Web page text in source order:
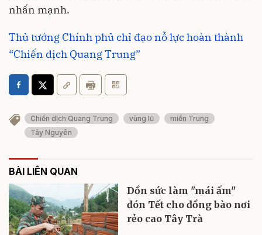
nhấn mạnh.
Thủ tướng Chính phủ chỉ đạo nỗ lực hoàn thành
“Chiến dịch Quang Trung”
Chiến dịch Quang Trung vùng lũ
miền Trung
Tây Nguyên
BÀI LIÊN QUAN
Dồn sức làm "mái ấm"
đón Tết cho đồng bào nơi
rẻo cao Tây Trà